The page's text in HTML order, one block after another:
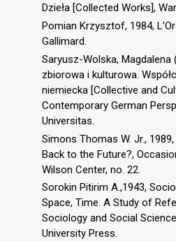
Dzieła [Collected Works],
Pomian Krzysztof, 1984,
Gallimard.
Saryusz-Wolska, Magdalena
zbiorowa i kulturowa.
niemiecka [Collective and
Contemporary German
Universitas.
Simons Thomas W. Jr.,
Back to the Future?,
Wilson Center, no. 22.
Sorokin Pitirim A.,1943,
Space, Time. A Study of
Sociology and Social
University Press.